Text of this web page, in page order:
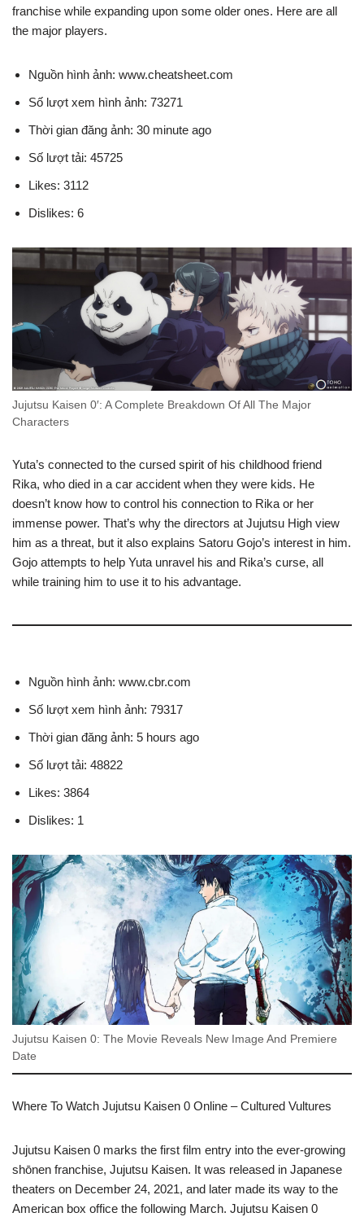
franchise while expanding upon some older ones. Here are all
the major players.
Nguồn hình ảnh: www.cheatsheet.com
Số lượt xem hình ảnh: 73271
Thời gian đăng ảnh: 30 minute ago
Số lượt tải: 45725
Likes: 3112
Dislikes: 6
Jujutsu Kaisen 0′: A Complete Breakdown Of All The Major
Characters
Yuta’s connected to the cursed spirit of his childhood friend
Rika, who died in a car accident when they were kids. He
doesn’t know how to control his connection to Rika or her
immense power. That’s why the directors at Jujutsu High view
him as a threat, but it also explains Satoru Gojo’s interest in him.
Gojo attempts to help Yuta unravel his and Rika’s curse, all
while training him to use it to his advantage.
Nguồn hình ảnh: www.cbr.com
Số lượt xem hình ảnh: 79317
Thời gian đăng ảnh: 5 hours ago
Số lượt tải: 48822
Likes: 3864
Dislikes: 1
Jujutsu Kaisen 0: The Movie Reveals New Image And Premiere
Date
Where To Watch Jujutsu Kaisen 0 Online – Cultured Vultures
Jujutsu Kaisen 0 marks the first film entry into the ever-growing
shōnen franchise, Jujutsu Kaisen. It was released in Japanese
theaters on December 24, 2021, and later made its way to the
American box office the following March. Jujutsu Kaisen 0